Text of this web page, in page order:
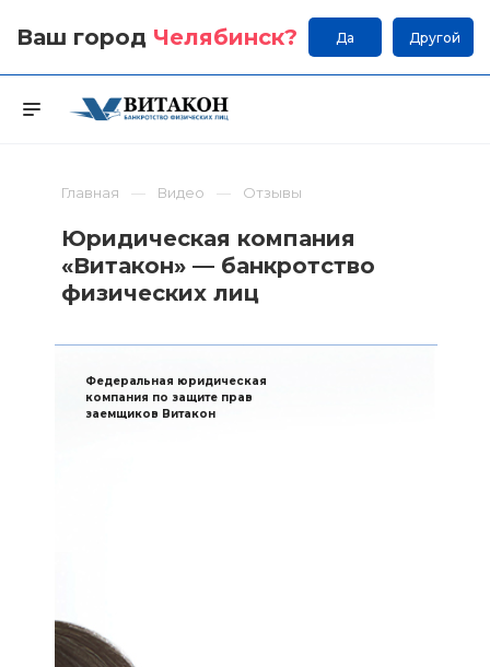
Ваш город Челябинск? Да Другой
Главная Видео Отзывы
Юридическая компания
«Витакон» — банкротство
физических лиц
Федеральная юридическая
компания по защите прав
заемщиков Витакон